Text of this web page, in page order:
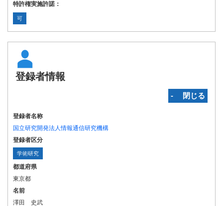
特許権実施許諾：
可
登録者情報
‐ 閉じる
登録者名称
国立研究開発法人情報通信研究機構
登録者区分
学術研究
都道府県
東京都
名前
澤田 史武